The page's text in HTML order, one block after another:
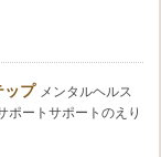
ップ メンタルヘルス
ポートサポートのえり